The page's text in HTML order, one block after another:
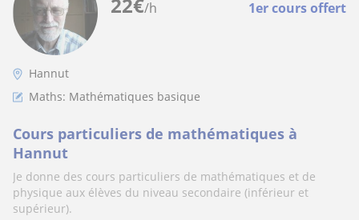
/h 1er cours offert
Hannut
Maths: Mathématiques basique
Cours particuliers de mathématiques à
Hannut
Je donne des cours particuliers de mathématiques et de
physique aux élèves du niveau secondaire (inférieur et
supérieur).